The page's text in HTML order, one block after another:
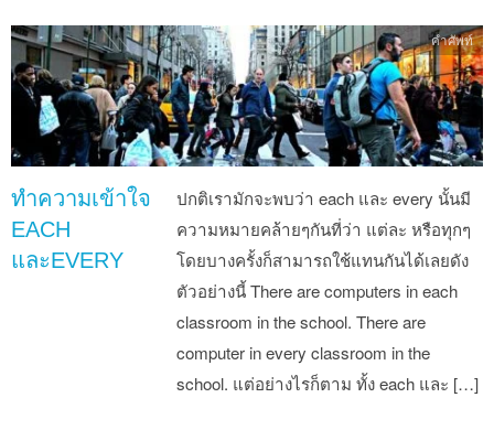
ทำความเข้าใจ
EACH
และEVERY
ปกติเรามักจะพบว่า each และ every นั้นมี
ความหมายคล้ายๆกันที่ว่า แต่ละ หรือทุกๆ
โดยบางครั้งก็สามารถใช้แทนกันได้เลยดัง
ตัวอย่างนี้ There are computers in each
classroom in the school. There are
computer in every classroom in the
school. แต่อย่างไรก็ตาม ทั้ง each และ […]
คำศัพท์